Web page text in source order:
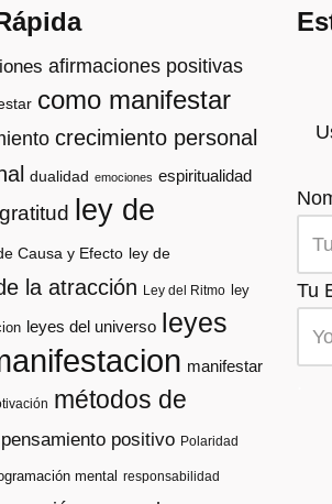
afirmaciones positivas
como manifestar
crecimiento personal
dualidad emociones espiritualidad
gratitud
ley de
Causa y Efecto ley de
la atracción Ley del Ritmo ley
leyes del universo
leyes
manifestar
métodos de
pensamiento positivo Polaridad
mental responsabilidad
Tu